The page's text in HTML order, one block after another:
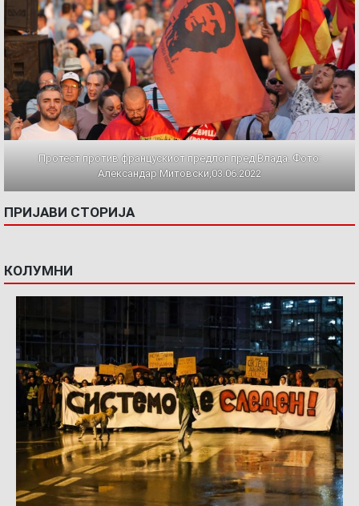
Протест против францускиот предлог пред Влада. Фото:
Александар Митовски,03.06.2022
ПРИЈАВИ СТОРИЈА
КОЛУМНИ